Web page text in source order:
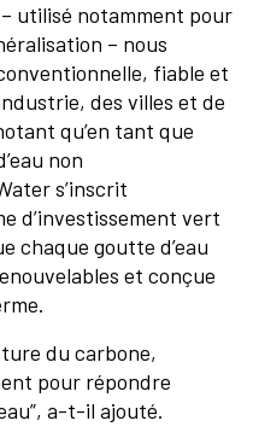
utilisé notamment pour
– nous
fiable et
des villes et de
qu’en tant que
non
s’inscrit
d’investissement vert
chaque goutte d’eau
et conçue
du carbone,
pour répondre
a-t-il ajouté.